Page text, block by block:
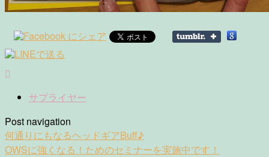
サプライヤー
Post navigation
何通りにもなるヘッドギアBuff♪
OWSに強くなる！ためのセミナーを実施中です！